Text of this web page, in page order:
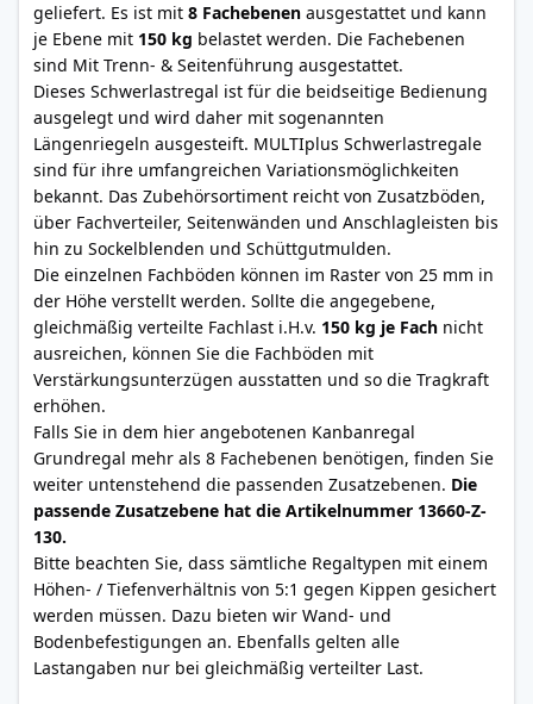
geliefert. Es ist mit 8 Fachebenen ausgestattet und kann
je Ebene mit 150 kg belastet werden. Die Fachebenen
sind Mit Trenn- & Seitenführung ausgestattet.
Dieses Schwerlastregal ist für die beidseitige Bedienung
ausgelegt und wird daher mit sogenannten
Längenriegeln ausgesteift. MULTIplus Schwerlastregale
sind für ihre umfangreichen Variationsmöglichkeiten
bekannt. Das Zubehörsortiment reicht von Zusatzböden,
über Fachverteiler, Seitenwänden und Anschlagleisten bis
hin zu Sockelblenden und Schüttgutmulden.
Die einzelnen Fachböden können im Raster von 25 mm in
der Höhe verstellt werden. Sollte die angegebene,
gleichmäßig verteilte Fachlast i.H.v. 150 kg je Fach nicht
ausreichen, können Sie die Fachböden mit
Verstärkungsunterzügen ausstatten und so die Tragkraft
erhöhen.
Falls Sie in dem hier angebotenen Kanbanregal
Grundregal mehr als 8 Fachebenen benötigen, finden Sie
weiter untenstehend die passenden Zusatzebenen. Die
passende Zusatzebene hat die Artikelnummer 13660-Z-
130.
Bitte beachten Sie, dass sämtliche Regaltypen mit einem
Höhen- / Tiefenverhältnis von 5:1 gegen Kippen gesichert
werden müssen. Dazu bieten wir Wand- und
Bodenbefestigungen an. Ebenfalls gelten alle
Lastangaben nur bei gleichmäßig verteilter Last.